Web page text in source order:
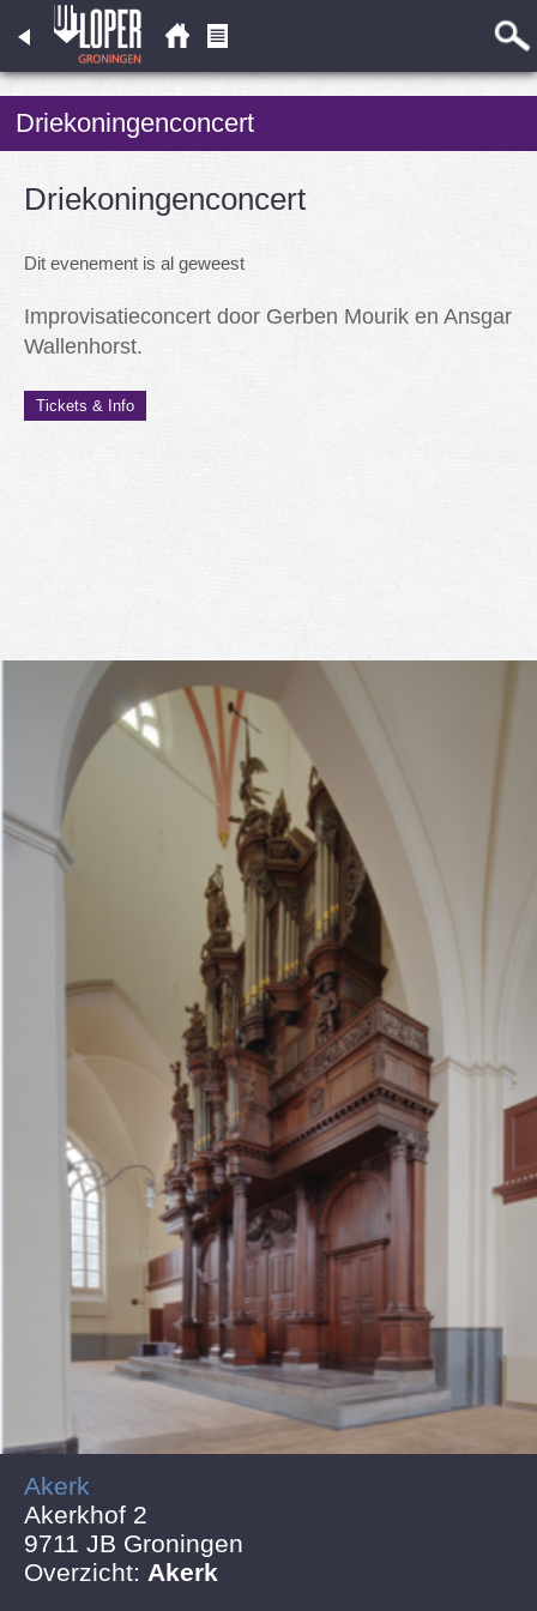
Driekoningenconcert
Driekoningenconcert
Dit evenement is al geweest
Improvisatieconcert door Gerben Mourik en Ansgar
Wallenhorst.
Tickets & Info
Akerk
Akerkhof 2
9711 JB Groningen
Overzicht: Akerk